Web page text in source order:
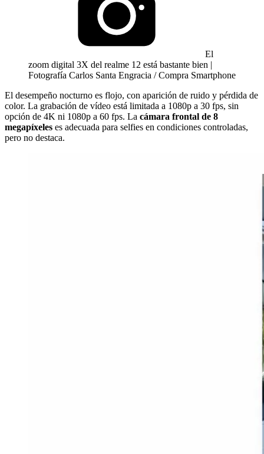
El
zoom digital 3X del realme 12 está bastante bien |
Fotografía Carlos Santa Engracia / Compra Smartphone
El desempeño nocturno es flojo, con aparición de ruido y pérdida de
color. La grabación de vídeo está limitada a 1080p a 30 fps, sin
opción de 4K ni 1080p a 60 fps. La cámara frontal de 8
megapíxeles es adecuada para selfies en condiciones controladas,
pero no destaca.